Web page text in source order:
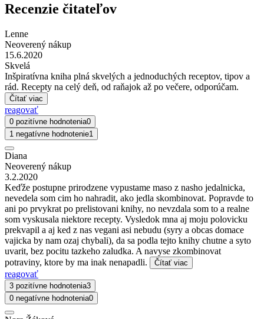
Recenzie čitateľov
Lenne
Neoverený nákup
15.6.2020
Skvelá
Inšpiratívna kniha plná skvelých a jednoduchých receptov, tipov a
rád. Recepty na celý deň, od raňajok až po večere, odporúčam.
Čítať viac
reagovať
0 pozitívne hodnotenia0
1 negatívne hodnotenie1
Diana
Neoverený nákup
3.2.2020
Keďže postupne prirodzene vypustame maso z nasho jedalnicka,
nevedela som cim ho nahradit, ako jedla skombinovat. Popravde to
ani po prvykrat po prelistovani knihy, no nevzdala som to a realne
som vyskusala niektore recepty. Vysledok mna aj moju polovicku
prekvapil a aj ked z nas vegani asi nebudu (syry a obcas domace
vajicka by nam ozaj chybali), da sa podla tejto knihy chutne a syto
uvarit, bez pocitu tazkeho zaludka. A navyse zkombinovat
potraviny, ktore by ma inak nenapadli.
Čítať viac
reagovať
3 pozitívne hodnotenia3
0 negatívne hodnotenia0